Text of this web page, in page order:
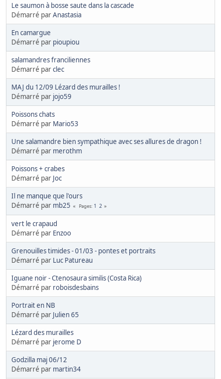
Le saumon à bosse saute dans la cascade
Démarré parAnastasia
En camargue
Démarré par pioupiou
salamandres franciliennes
Démarré parclec
MAJ du 12/09 Lézard des murailles !
Démarré par jojo59
Poissons chats
Démarré par Mario53
Une salamandre bien sympathique avec ses allures de dragon !
Démarré par merothm
Poissons + crabes
Démarré par Joc
Il ne manque que l'ours
Démarré par mb25 Pages 1 2
vert le crapaud
Démarré par Enzoo
Grenouilles timides - 01/03 - pontes et portraits
Démarré par Luc Patureau
Iguane noir - Ctenosaura similis (Costa Rica)
Démarré par roboisdesbains
Portrait en NB
Démarré par Julien 65
Lézard des murailles
Démarré par jerome D
Godzilla maj 06/12
Démarré par martin34